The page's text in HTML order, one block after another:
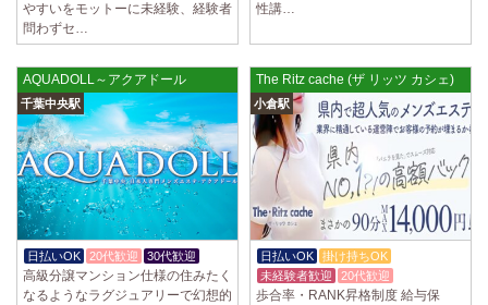
セラピストさんを大募集しております 完全歩合で50%〜60%以上！！ 掛
け持ちOK、完全個室待機など嬉しい高待遇が盛りだくさんです♪ …
2025/03/28
[東海学園前駅]
デビルキャット
24時間営業！自由シフトで好きな時間に働ける 未経験者歓迎♪個室待機
でゆっくり自分の好きな事ができます♪ 可愛い制服もご用意して…
やすいをモットーに未経験、経験者
問わずセ…
性講…
AQUADOLL～アクアドール
千葉中央駅
日払いOK 20代歓迎 30代歓迎
高級分譲マンション仕様の住みたく
なるようなラグジュアリーで幻想的
The Ritz cache (ザ リッツ カシェ)
小倉駅
日払いOK
掛け持ちOK
未経験者歓迎
20代歓迎
歩合率・RANK昇格制度 給与保